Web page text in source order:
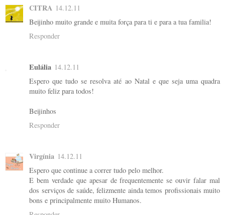
CITRA 14.12.11
Beijinho muito grande e muita força para ti e para a tua familia!
Responder
Eulália 14.12.11
Espero que tudo se resolva até ao Natal e que seja uma quadra
muito feliz para todos!
Beijinhos
Responder
Virgínia 14.12.11
Espero que continue a correr tudo pelo melhor.
E bem verdade que apesar de frequentemente se ouvir falar mal
dos serviços de saúde, felizmente ainda temos profissionais muito
bons e principalmente muito Humanos.